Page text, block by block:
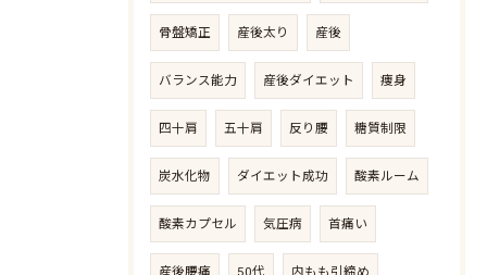
骨盤矯正 産後太り 産後
バランス能力 産後ダイエット 痩身
四十肩 五十肩 反り腰 糖質制限
炭水化物 ダイエット成功 酸素ルーム
酸素カプセル 気圧病 首痛い
産後腰痛 50代 内もも引締め